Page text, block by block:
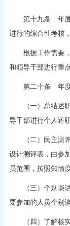
第十九条 年度
进行的综合性考核
根据工作需要，
和领导干部进行重
第二十条 年度
（一）总结述职
导干部进行个人述职
（二）民主测评
设计测评表，由参
员范围，按照知情
（三）个别谈话
要参加的人员个别
（四）了解核实